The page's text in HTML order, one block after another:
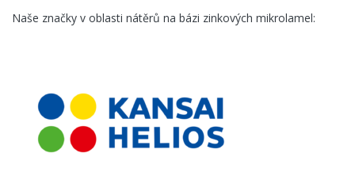
Naše značky v oblasti nátěrů na bázi zinkových mikrolamel: